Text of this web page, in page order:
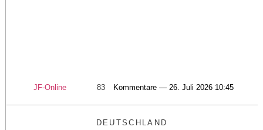
JF-Online 83 Kommentare — 26. Juli 2026 10:45
DEUTSCHLAND